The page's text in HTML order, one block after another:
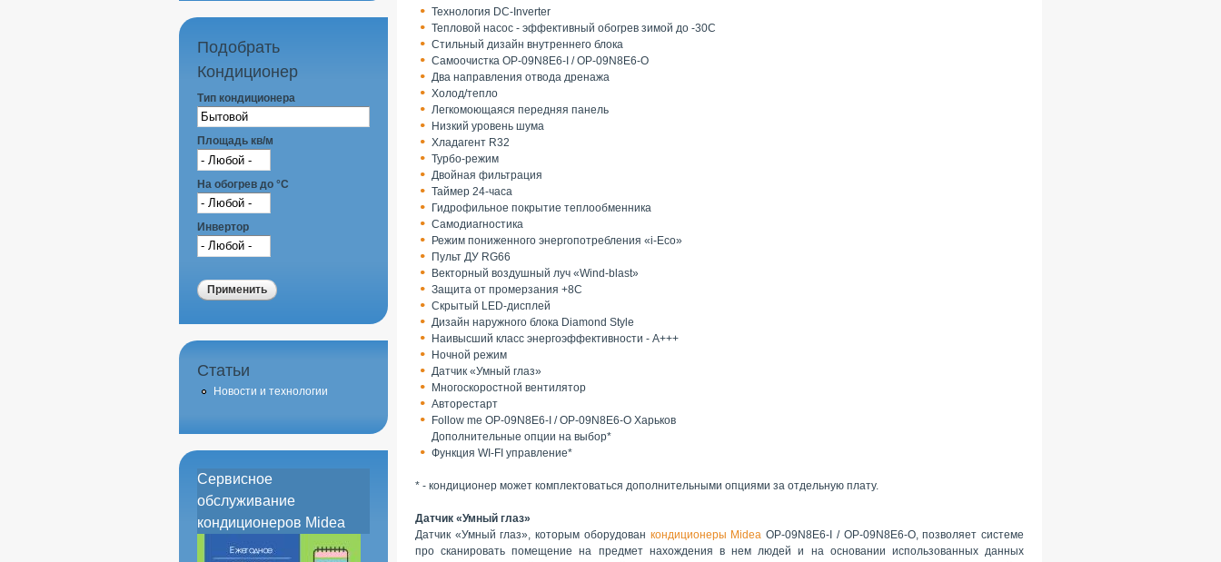
Технология DC-Inverter
Тепловой насос - эффективный обогрев зимой до -30С
Стильный дизайн внутреннего блока
Самоочистка OP-09N8E6-I / OP-09N8E6-O
Два направления отвода дренажа
Холод/тепло
Легкомоющаяся передняя панель
Низкий уровень шума
Хладагент R32
Турбо-режим
Двойная фильтрация
Таймер 24-часа
Гидрофильное покрытие теплообменника
Самодиагностика
Режим пониженного энергопотребления «i-Eco»
Пульт ДУ RG66
Векторный воздушный луч «Wind-blast»
Защита от промерзания +8С
Скрытый LED-дисплей
Дизайн наружного блока Diamond Style
Наивысший класс энергоэффективности - А+++
Ночной режим
Датчик «Умный глаз»
Многоскоростной вентилятор
Авторестарт
Follow me OP-09N8E6-I / OP-09N8E6-O Харьков
Дополнительные опции на выбор*
Функция WI-FI управление*
* - кондиционер может комплектоваться дополнительными опциями за отдельную плату.
Датчик «Умный глаз»
Датчик «Умный глаз», которым оборудован кондиционеры Midea OP-09N8E6-I / OP-09N8E6-O, позволяет системе
про сканировать помещение на предмет нахождения в нем людей и на основании использованных данных
Подобрать
Кондиционер
Тип кондиционера
Площадь кв/м
На обогрев до °С
Инвертор
Статьи
Новости и технологии
Сервисное
обслуживание
кондиционеров Midea